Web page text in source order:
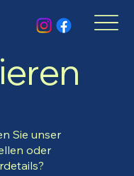
Sie unser
oder